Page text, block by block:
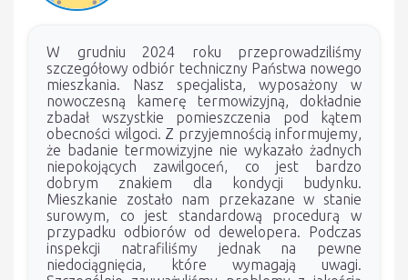
W grudniu 2024 roku przeprowadziliśmy
szczegółowy odbiór techniczny Państwa nowego
mieszkania. Nasz specjalista, wyposażony w
nowoczesną kamerę termowizyjną, dokładnie
zbadał wszystkie pomieszczenia pod kątem
obecności wilgoci. Z przyjemnością informujemy,
że badanie termowizyjne nie wykazało żadnych
niepokojących zawilgoceń, co jest bardzo
dobrym znakiem dla kondycji budynku.
Mieszkanie zostało nam przekazane w stanie
surowym, co jest standardową procedurą w
przypadku odbiorów od dewelopera. Podczas
inspekcji natrafiliśmy jednak na pewne
niedociągnięcia, które wymagają uwagi.